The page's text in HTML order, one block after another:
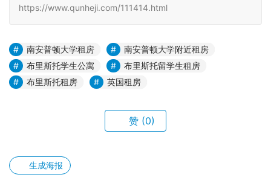
https://www.qunheji.com/111414.html
南安普顿大学租房
南安普顿大学附近租房
布里斯托学生公寓
布里斯托留学生租房
布里斯托租房
英国租房
赞 (0)
生成海报